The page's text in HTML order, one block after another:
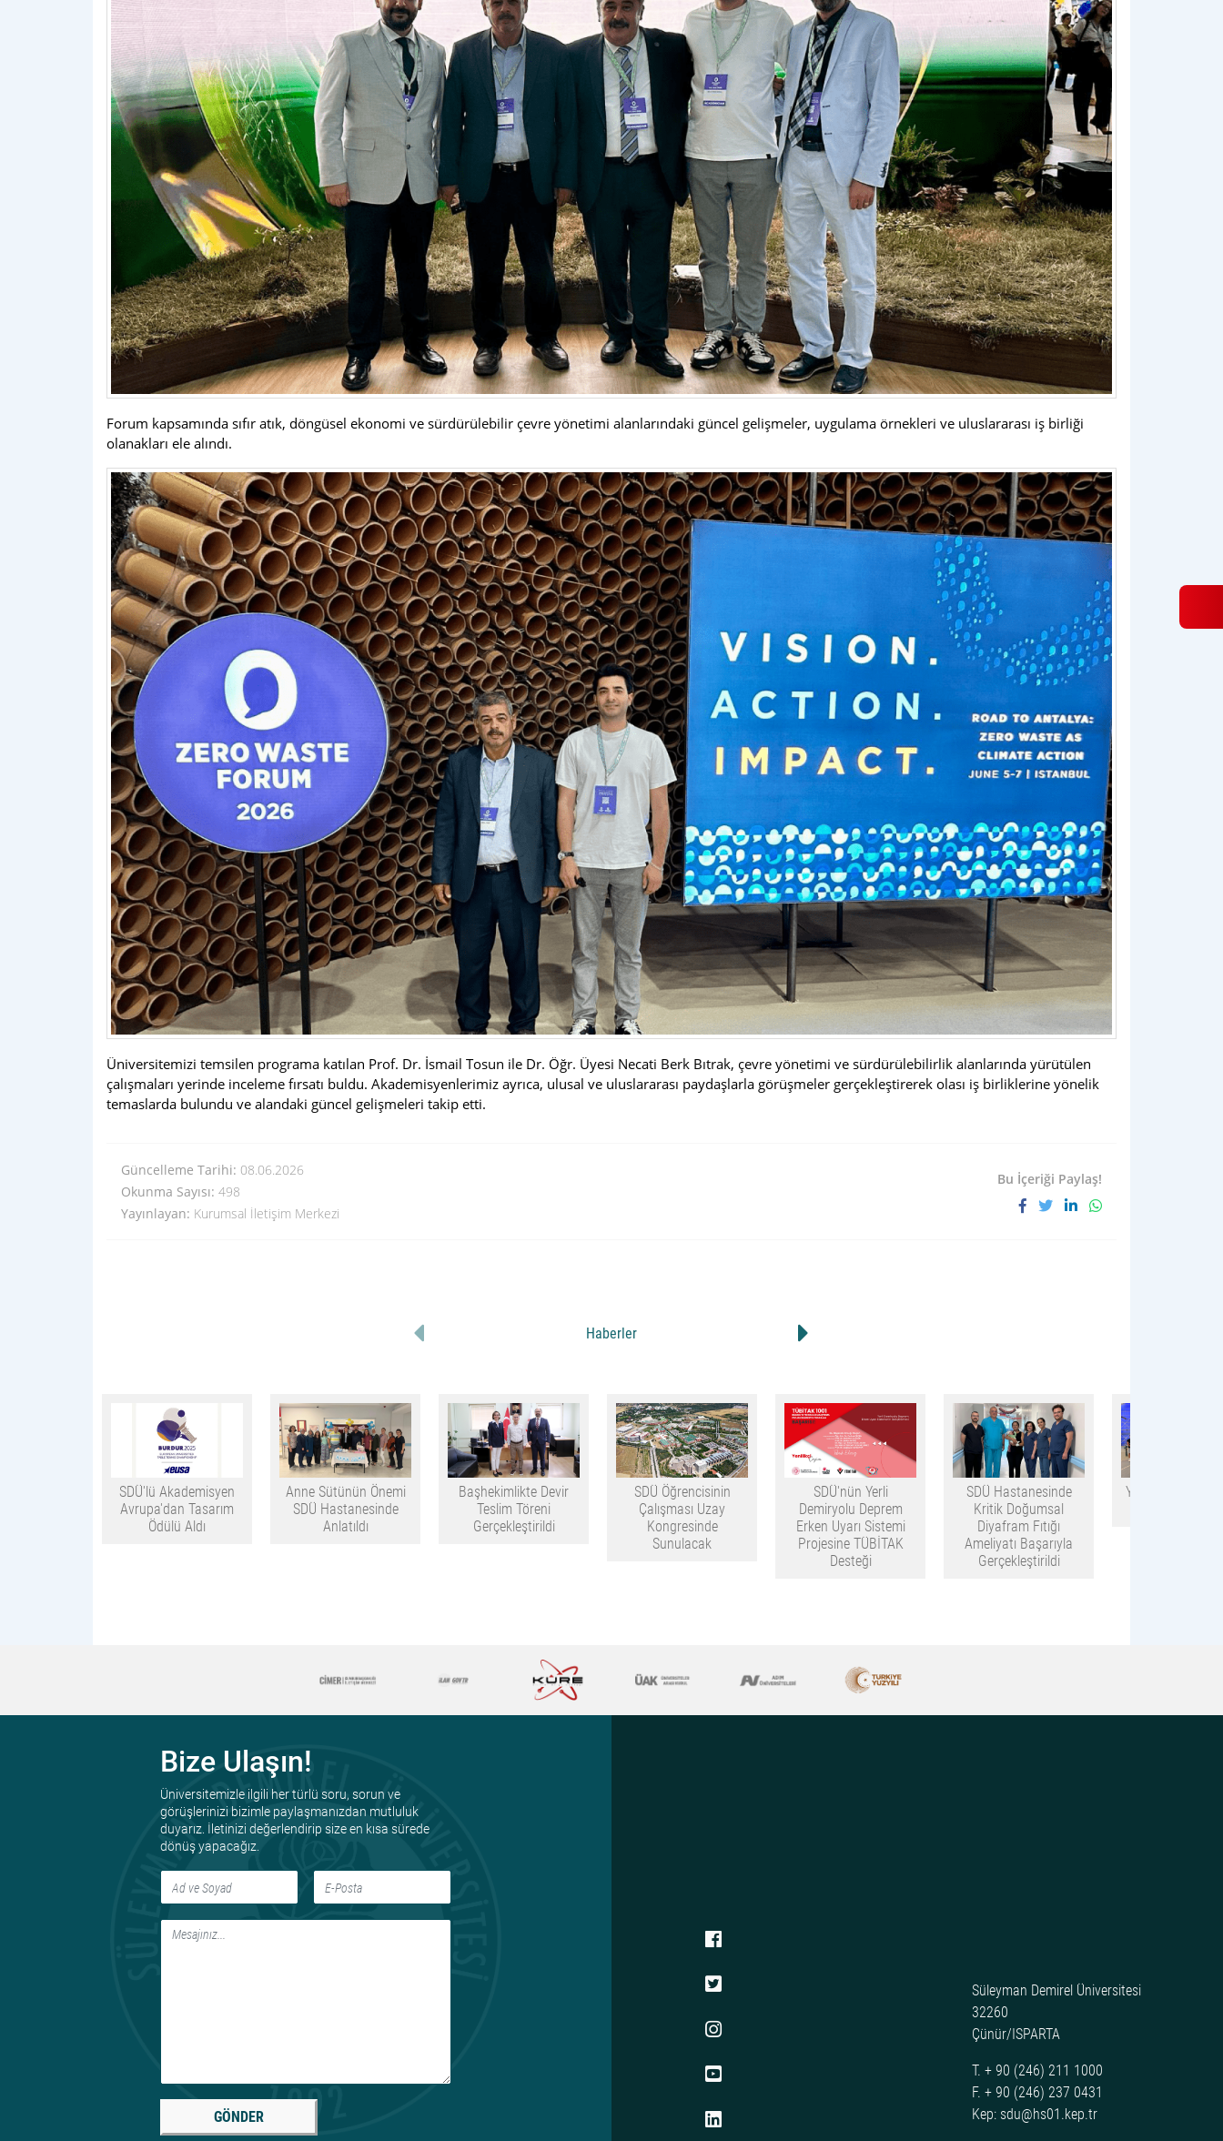
Forum kapsamında sıfır atık, döngüsel ekonomi ve sürdürülebilir çevre yönetimi alanlarındaki güncel gelişmeler, uygulama örnekleri ve uluslararası iş birliği
olanakları ele alındı.
Üniversitemizi temsilen programa katılan Prof. Dr. İsmail Tosun ile Dr. Öğr. Üyesi Necati Berk Bıtrak, çevre yönetimi ve sürdürülebilirlik alanlarında yürütülen
çalışmaları yerinde inceleme fırsatı buldu. Akademisyenlerimiz ayrıca, ulusal ve uluslararası paydaşlarla görüşmeler gerçekleştirerek olası iş birliklerine yönelik
temaslarda bulundu ve alandaki güncel gelişmeleri takip etti.
Güncelleme Tarihi: 08.06.2026
Okunma Sayısı: 498
Yayınlayan: Kurumsal İletişim Merkezi
Bu İçeriği Paylaş!
Haberler
SDÜ'lü Akademisyen
Avrupa'dan Tasarım
Ödülü Aldı
Anne Sütünün Önemi
SDÜ Hastanesinde
Anlatıldı
Başhekimlikte Devir
Teslim Töreni
Gerçekleştirildi
SDÜ Öğrencisinin
Çalışması Uzay
Kongresinde
Sunulacak
SDÜ'nün Yerli
Demiryolu Deprem
Erken Uyarı Sistemi
Projesine TÜBİTAK
Desteği
SDÜ Hastanesinde
Kritik Doğumsal
Diyafram Fıtığı
Ameliyatı Başarıyla
Gerçekleştirildi
Yeşilay Gençlik
Bize Ulaşın!
Üniversitemizle ilgili her türlü soru, sorun ve
görüşlerinizi bizimle paylaşmanızdan mutluluk
duyarız. İletinizi değerlendirip size en kısa sürede
dönüş yapacağız.
GÖNDER
Süleyman Demirel Üniversitesi
32260
Çünür/ISPARTA
T. + 90 (246) 211 1000
F. + 90 (246) 237 0431
Kep: sdu@hs01.kep.tr